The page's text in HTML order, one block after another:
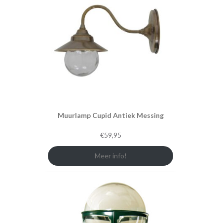
Muurlamp Cupid Antiek Messing
€59,95
Meer info!